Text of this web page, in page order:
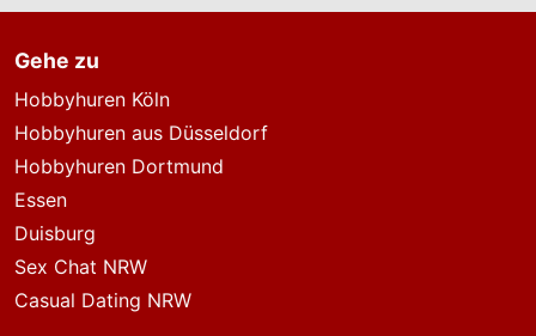
Weise von Ihnen zu erschleichen.
immer aufmerksam und vorsichtig.
behält sich das Recht vor, selbst Profile auf
Nachrichten an Sie als Nutzer zu senden. Mit
akzeptieren Sie, dass einige der Profile auf
dieser Website fingiert sind. Diese fingierten
Profile dienen lediglich dem Austausch von
Gehe zu
Hobbyhuren Köln
Hobbyhuren aus Düsseldorf
Hobbyhuren Dortmund
Essen
Duisburg
Sex Chat NRW
Casual Dating NRW